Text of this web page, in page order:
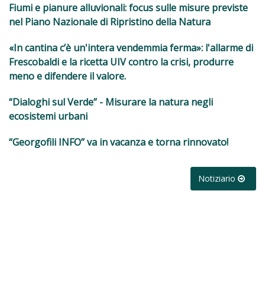
Fiumi e pianure alluvionali: focus sulle misure previste
nel Piano Nazionale di Ripristino della Natura
«In cantina c’è un'intera vendemmia ferma»: l'allarme di
Frescobaldi e la ricetta UIV contro la crisi, produrre
meno e difendere il valore.
“Dialoghi sul Verde” - Misurare la natura negli
ecosistemi urbani
“Georgofili INFO” va in vacanza e torna rinnovato!
Notiziario